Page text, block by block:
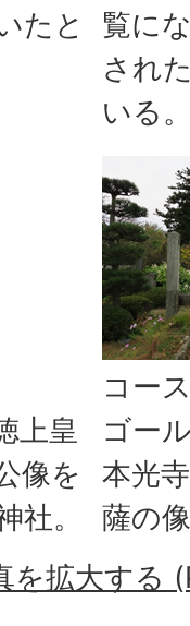
たと
覧に
され
いる
上皇
像を
社。
コー
ゴー
本光
薩の
を拡大する